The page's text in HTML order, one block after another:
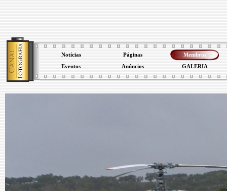
Notícias Páginas Membros
Eventos Anúncios GALERIA